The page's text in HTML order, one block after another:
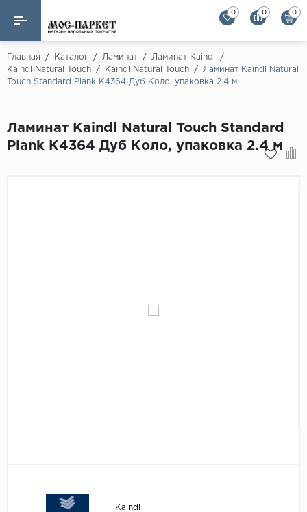
Назад
Ламинат Бренды
Alloc
Alpine Floor
Паркетная доска
0 0 0
Главная / Каталог / Ламинат / Ламинат Kaindl
/
Kaindl Natural Touch
/ Kaindl Natural Touch /
Ламинат Kaindl Natural
Touch Standard Plank K4364 Дуб Коло, упаковка 2.4 м
Ламинат Kaindl Natural Touch Standard
Plank K4364 Дуб Коло, упаковка 2.4 м
Kaindl